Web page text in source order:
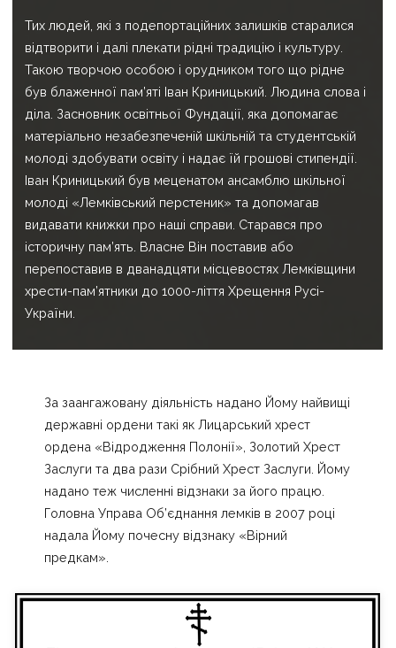
Тих людей, які з подепортаційних залишків старалися
відтворити і далі плекати рідні традицію і культуру.
Такою творчою особою і орудником того що рідне
був блаженної пам’яті Іван Криницький. Людина слова і
діла. Засновник освітньої Фундації, яка допомагає
матеріально незабезпеченій шкільній та студентській
молоді здобувати освіту і надає їй грошові стипендії.
Іван Криницький був меценатом ансамблю шкільної
молоді «Лемківський перстеник» та допомагав
видавати книжки про наші справи. Старався про
історичну пам’ять. Власне Він поставив або
перепоставив в дванадцяти місцевостях Лемківщини
хрести-пам’ятники до 1000-ліття Хрещення Русі-
України.
За заангажовану діяльність надано Йому найвищі
державні ордени такі як Лицарський хрест
ордена «Відродження Полонії», Золотий Хрест
Заслуги та два рази Срібний Хрест Заслуги. Йому
надано теж численні відзнаки за його працю.
Головна Управа Об’єднання лемків в 2007 році
надала Йому почесну відзнаку «Вірний
предкам».